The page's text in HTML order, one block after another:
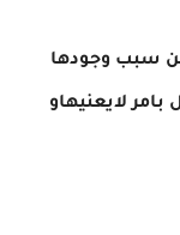
سبب وجودها
لايعنيهاو